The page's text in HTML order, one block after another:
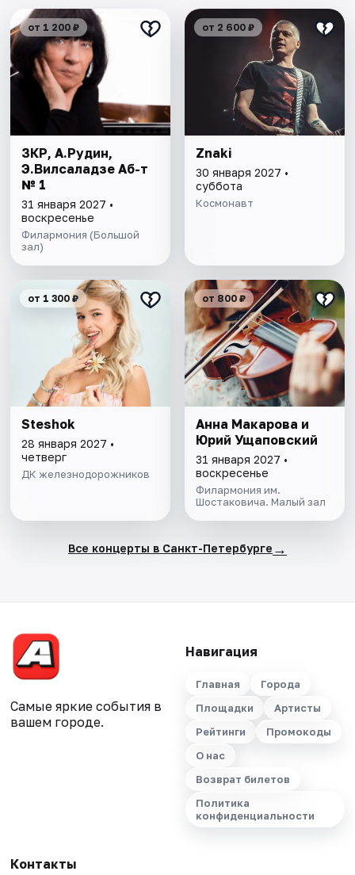
от 1 200 ₽
ЗКР, А.Рудин,
Э.Вилсаладзе Аб-т
№ 1
31 января 2027 •
воскресенье
Филармония (Большой
зал)
от 2 600 ₽
Znaki
30 января 2027 •
суббота
Космонавт
от 1 300 ₽
Steshok
28 января 2027 •
четверг
ДК железнодорожников
от 800 ₽
Анна Макарова и
Юрий Ущаповский
31 января 2027 •
воскресенье
Филармония им.
Шостаковича. Малый зал
Все концерты в Санкт-Петербурге →
Самые яркие события в
вашем городе.
Навигация
Главная
Города
Площадки
Артисты
Рейтинги
Промокоды
О нас
Возврат билетов
Политика
конфиденциальности
Контакты